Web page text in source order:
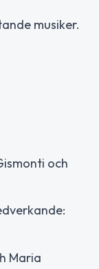
musiker.
och
Maria